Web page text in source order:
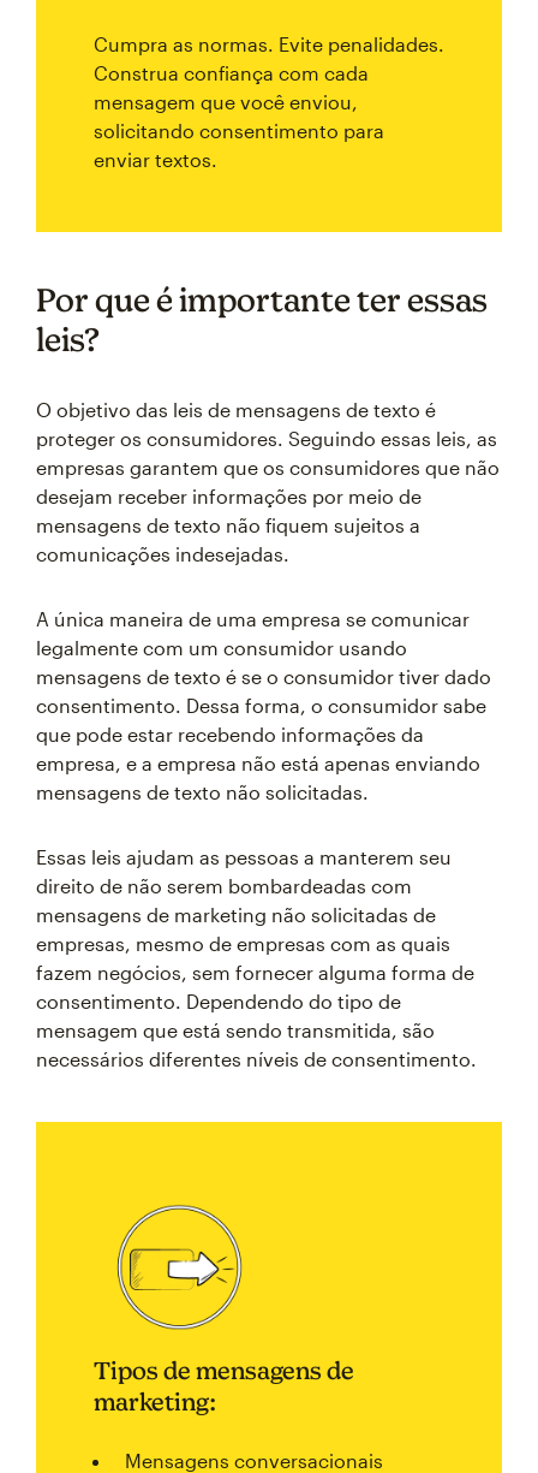
Cumpra as normas. Evite penalidades.
Construa confiança com cada
mensagem que você enviou,
solicitando consentimento para
enviar textos.
Por que é importante ter essas
leis?
O objetivo das leis de mensagens de texto é
proteger os consumidores. Seguindo essas leis, as
empresas garantem que os consumidores que não
desejam receber informações por meio de
mensagens de texto não fiquem sujeitos a
comunicações indesejadas.
A única maneira de uma empresa se comunicar
legalmente com um consumidor usando
mensagens de texto é se o consumidor tiver dado
consentimento. Dessa forma, o consumidor sabe
que pode estar recebendo informações da
empresa, e a empresa não está apenas enviando
mensagens de texto não solicitadas.
Essas leis ajudam as pessoas a manterem seu
direito de não serem bombardeadas com
mensagens de marketing não solicitadas de
empresas, mesmo de empresas com as quais
fazem negócios, sem fornecer alguma forma de
consentimento. Dependendo do tipo de
mensagem que está sendo transmitida, são
necessários diferentes níveis de consentimento.
Tipos de mensagens de
marketing:
Mensagens conversacionais